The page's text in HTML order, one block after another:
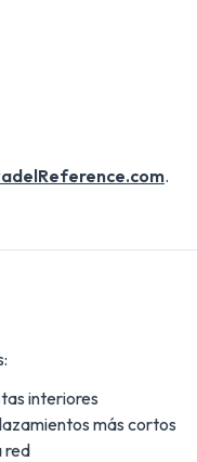
.
interiores
más cortos
red